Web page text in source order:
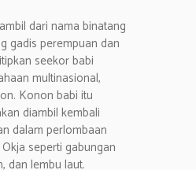
dari nama binatang
gadis perempuan dan
seekor babi
multinasional,
Konon babi itu
diambil kembali
dalam perlombaan
seperti gabungan
dan lembu laut.